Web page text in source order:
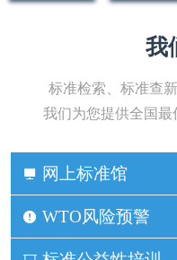
我
标准检索、标准查
我们为您提供全国最
网上标准馆
WTO风险预警